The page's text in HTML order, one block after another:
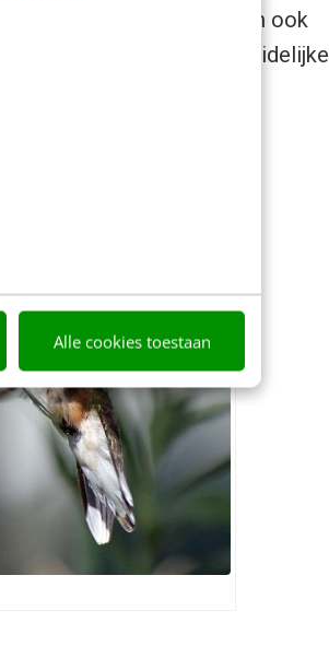
Alle cookies toestaan
maakt het mogelijk om ook
maar wel een duidelijke